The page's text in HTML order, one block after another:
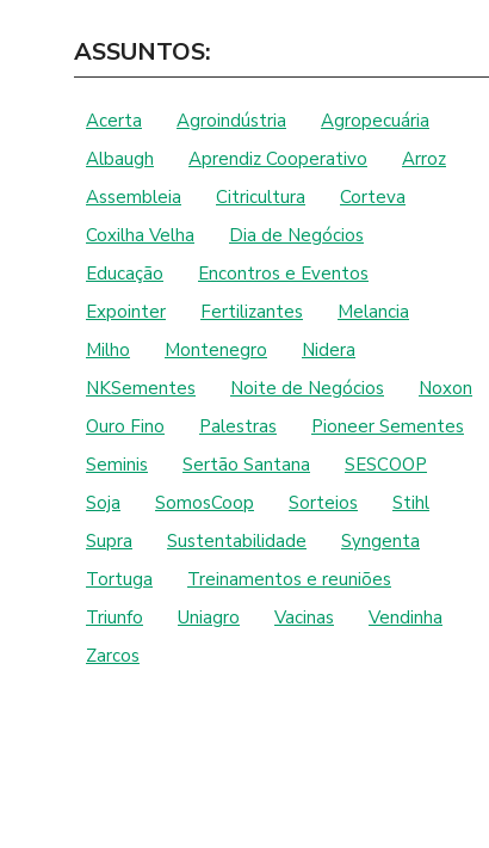
ASSUNTOS:
Acerta Agroindústria
Agropecuária
Albaugh
Aprendiz Cooperativo
Arroz
Assembleia
Citricultura
Corteva
Coxilha Velha
Dia de Negócios
Educação
Encontros e Eventos
Expointer
Fertilizantes
Melancia
Milho
Montenegro
Nidera
NKSementes
Noite de Negócios
Noxon
Ouro Fino
Palestras
Pioneer Sementes
Seminis
Sertão Santana
SESCOOP
Soja
SomosCoop Sorteios
Stihl
Supra
Sustentabilidade
Syngenta
Tortuga
Treinamentos e reuniões
Triunfo
Uniagro Vacinas
Vendinha
Zarcos